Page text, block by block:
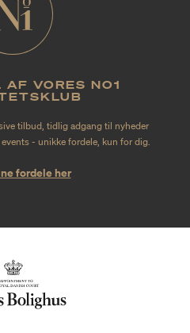
VORES NO1
tilbud, tidlig adgang til nyheder
- unikke fordele, kun for dig.
fordele her